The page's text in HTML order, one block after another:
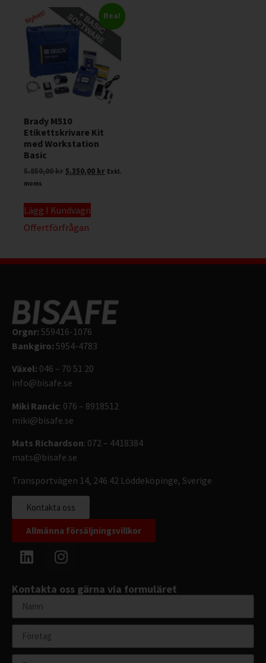
Rea!
Brady M510
Etikettskrivare Kit
med Workstation
Basic
5.850,00kr5.350,00 kr Exkl.
moms
Lägg I Kundvagn
Offertförfrågan
Orgnr: 559416-1076
Bankgiro: 5954-4783
Växel: 046 – 70 51 20
info@bisafe.se
Miki Rancic: 076 – 8918512
miki@bisafe.se
Mats Richardson: 072 – 4418384
mats@bisafe.se
Transportvägen 14, 246 42 Löddeköpinge, Sverige
Kontakta oss
Allmänna försäljningsvillkor
Kontakta oss gärna via formuläret